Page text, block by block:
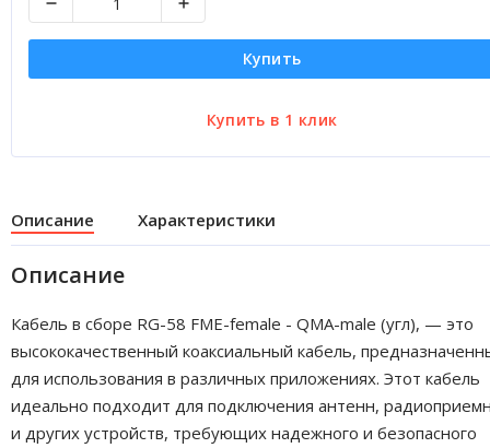
Купить
Описание Характеристики
Описание
Кабель в сборе RG-58 FME-female - QMA-male (угл), — это
высококачественный коаксиальный кабель,
для использования в различных приложениях. Этот кабель
идеально подходит для подключения антенн,
и других устройств, требующих надежного и безопасного